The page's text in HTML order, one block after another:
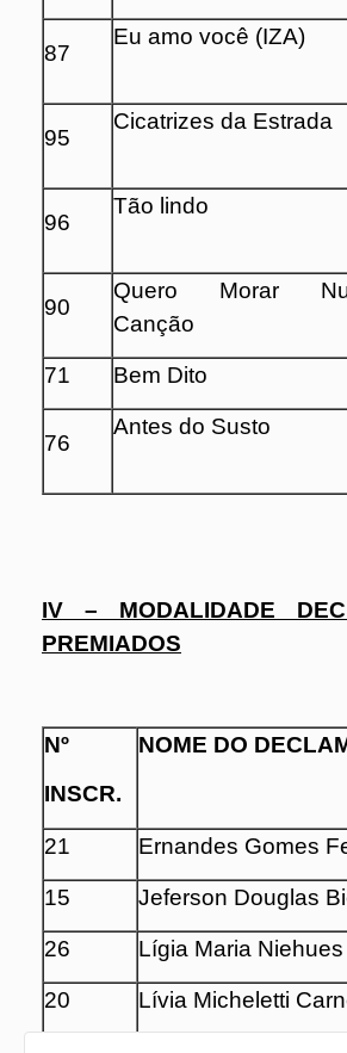
87
Eu amo você (IZA)
95
Cicatrizes da Estrada
96
Tão lindo
90
Quero Morar
Canção
71 Bem Dito
76
Antes do Susto
IV – MODALIDADE
PREMIADOS
Nº
INSCR.
NOME DO
21 Ernandes Gomes
15 Jeferson Douglas
26 Lígia Maria Niehues
20 Lívia Micheletti